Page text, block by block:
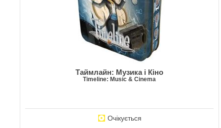
Таймлайн: Музика і Кіно
Timeline: Music & Cinema
Очікується